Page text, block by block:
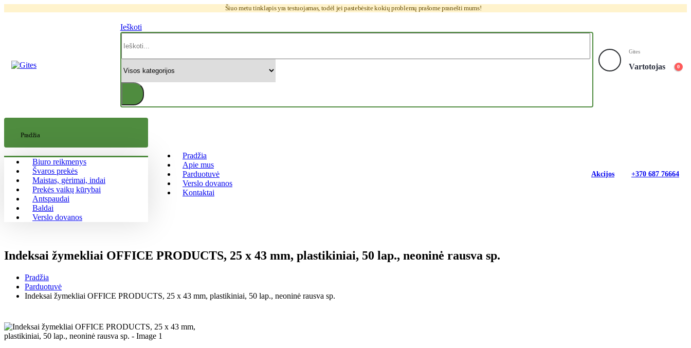
Šiuo metu tinklapis yra testuojamas, todėl jei pastebėsite kokių problemų prašome pranešti mums!
Ieškoti
Gites
Vartotojas 0
Pradžia
Biuro reikmenys
Švaros prekės
Maistas, gėrimai, indai
Prekės vaikų kūrybai
Antspaudai
Baldai
Verslo dovanos
Pradžia
Apie mus
Parduotuvė
Verslo dovanos
Kontaktai
Akcijos +370 687 76664
Indeksai žymekliai OFFICE PRODUCTS, 25 x 43 mm, plastikiniai, 50 lap., neoninė rausva sp.
Pradžia
Parduotuvė
Indeksai žymekliai OFFICE PRODUCTS, 25 x 43 mm, plastikiniai, 50 lap., neoninė rausva sp.